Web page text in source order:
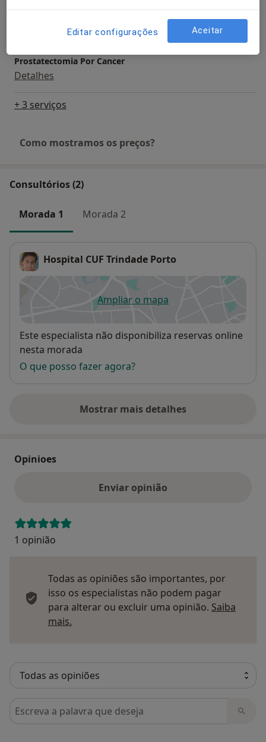
Prostatectomia Por Cancer
Detalhes
+ 3 serviços
Como mostramos os preços?
Consultórios (2)
Morada 1 Morada 2
Hospital CUF Trindade Porto
Ampliar o mapaabre num novo separador
Disponibilidade
Este especialista não disponibiliza reservas online
nesta morada
O que posso fazer agora?
Mostrar mais detalhes
sobre o endereço
Opinioes
Enviar opinião
1 opinião
Todas as opiniões são importantes, por
isso os especialistas não podem pagar
para alterar ou excluir uma opinião. Saiba
mais.
Pesquisar em opiniões
Editar configurações Aceitar